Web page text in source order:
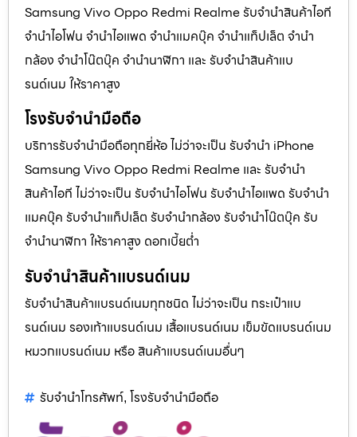
Samsung Vivo Oppo Redmi Realme รับจำนำสินค้าไอที
จำนำไอโฟน จำนำไอแพด จำนำแมคบุ๊ค จำนำแท็ปเล็ต จำนำ
กล้อง จำนำโน๊ตบุ๊ค จำนำนาฬิกา และ รับจำนำสินค้าแบ
รนด์เนม ให้ราคาสูง
โรงรับจำนำมือถือ
บริการรับจำนำมือถือทุกยี่ห้อ ไม่ว่าจะเป็น รับจำนำ iPhone
Samsung Vivo Oppo Redmi Realme และ รับจำนำ
สินค้าไอที ไม่ว่าจะเป็น รับจำนำไอโฟน รับจำนำไอแพด รับจำนำ
แมคบุ๊ค รับจำนำแท็ปเล็ต รับจำนำกล้อง รับจำนำโน๊ตบุ๊ค รับ
จำนำนาฬิกา ให้ราคาสูง ดอกเบี้ยต่ำ
รับจำนำสินค้าแบรนด์เนม
รับจำนำสินค้าแบรนด์เนมทุกชนิด ไม่ว่าจะเป็น กระเป๋าแบ
รนด์เนม รองเท้าแบรนด์เนม เสื้อแบรนด์เนม เข็มขัดแบรนด์เนม
หมวกแบรนด์เนม หรือ สินค้าแบรนด์เนมอื่นๆ
รับจำนำโทรศัพท์, โรงรับจำนำมือถือ